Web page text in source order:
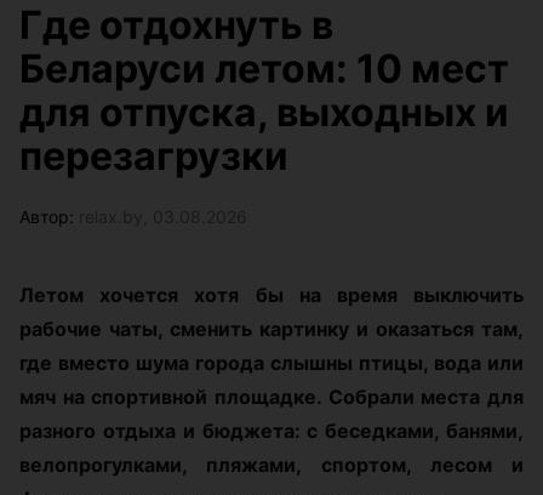
Где отдохнуть в
Беларуси летом: 10 мест
для отпуска, выходных и
перезагрузки
Автор:
Летом хочется хотя бы на время выключить
рабочие чаты, сменить картинку и оказаться там,
где вместо шума города слышны птицы, вода или
мяч на спортивной площадке. Собрали места для
разного отдыха и бюджета: с беседками, банями,
велопрогулками, пляжами, спортом, лесом и